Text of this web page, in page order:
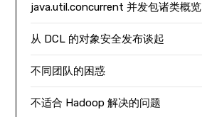
java.util.concurrent 并发包诸类概览
从 DCL 的对象安全发布谈起
不同团队的困惑
不适合 Hadoop 解决的问题